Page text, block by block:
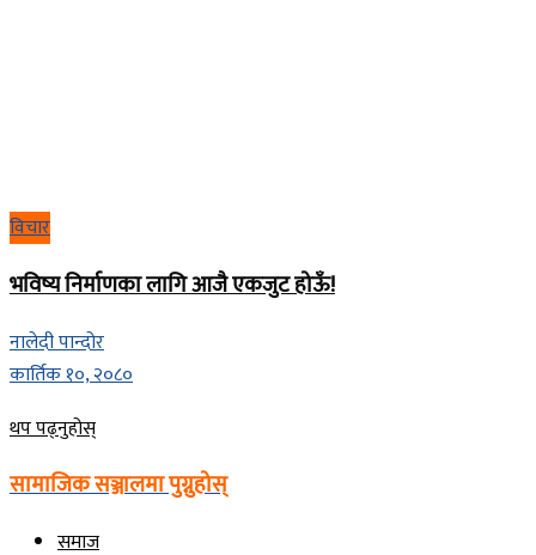
विचार
भविष्य निर्माणका लागि आजै एकजुट होऊँ!
नालेदी पान्दोर
कार्तिक १०, २०८०
थप पढ्नुहोस्Details
सामाजिक सञ्जालमा पुग्नुहोस्
समाज